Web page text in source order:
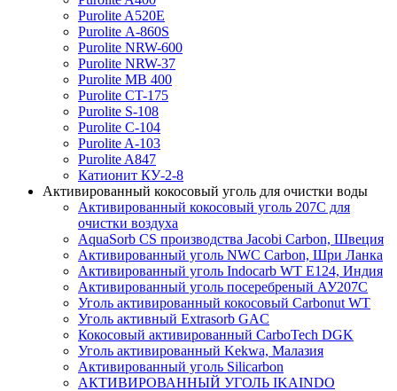
Purolite A520E
Purolite А-860S
Purolite NRW-600
Purolite NRW-37
Purolite MB 400
Purolite CT-175
Purolite S-108
Purolite C-104
Purolite A-103
Purolite A847
Катионит КУ-2-8
Активированный кокосовый уголь для очистки воды
Активированный кокосовый уголь 207C для
очистки воздуха
AquaSorb CS производства Jacobi Carbon, Швеция
Активированный уголь NWC Carbon, Шри Ланка
Активированный уголь Indocarb WT E124, Индия
Активированный уголь посеребреный АУ207С
Уголь активированный кокосовый Carbonut WT
Уголь активный Extrasorb GAС
Кокосовый активированный CarboTech DGK
Уголь активированный Kekwa, Малазия
Активированный уголь Silicarbon
АКТИВИРОВАННЫЙ УГОЛЬ IKAINDO